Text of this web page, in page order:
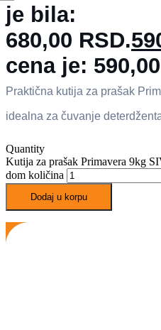
je bila:
680,00 RSD.
cena je:
Praktična kutija za prašak
idealna za čuvanje
Quantity
Kutija za prašak Primavera 9kg
dom količina
Dodaj u korpu